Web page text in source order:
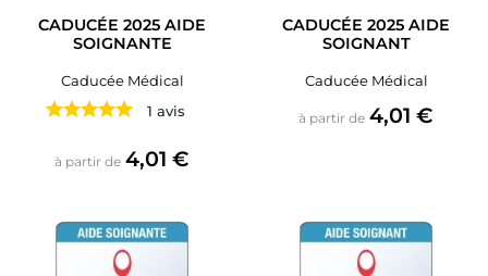
CADUCÉE 2025 AIDE
SOIGNANTE
Caducée Médical
1 avis
à partir de Prix
4,01 €
CADUCÉE 2025 AIDE
SOIGNANT
Caducée Médical
à partir de Prix
4,01 €